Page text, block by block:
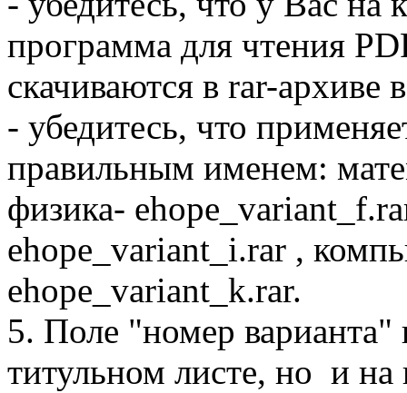
программа для чтения
скачиваются в rar-архиве
- убедитесь, что
правильным именем:
физика-
ehope_variant_i.rar ,
ehope_variant_k.rar.
5. Поле "номер варианта"
титульном листе, но и на